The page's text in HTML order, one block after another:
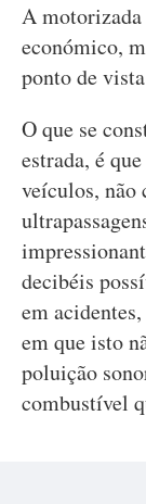
A
económico,
ponto de
O que se
estrada, é
veículos, não
decibéis
em
em que isto
poluição
combustível